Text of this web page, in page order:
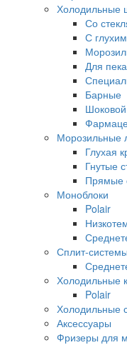
Холодильные
Со
С
Для
Барные
Морозильные
Глухая
Гнутые
Прямые
Моноблоки
Polair
Сплит-системы
Холодильные
Polair
Холодильные
Аксессуары
Фризеры для